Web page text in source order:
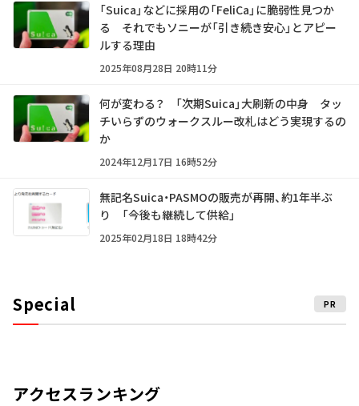
「Suica」などに採用の「FeliCa」に脆弱性見つか
る それでもソニーが「引き続き安心」とアピー
ルする理由
2025年08月28日 20時11分
何が変わる？ 「次期Suica」大刷新の中身 タッ
チいらずのウォークスルー改札はどう実現するの
か
2024年12月17日 16時52分
無記名Suica・PASMOの販売が再開、約1年半ぶ
り 「今後も継続して供給」
2025年02月18日 18時42分
Special PR
アクセスランキング